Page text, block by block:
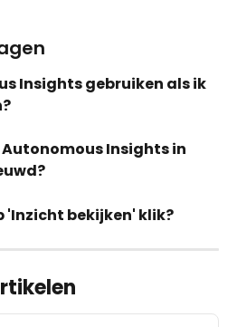
Insights gebruiken als ik
Insights in
'Inzicht bekijken' klik?